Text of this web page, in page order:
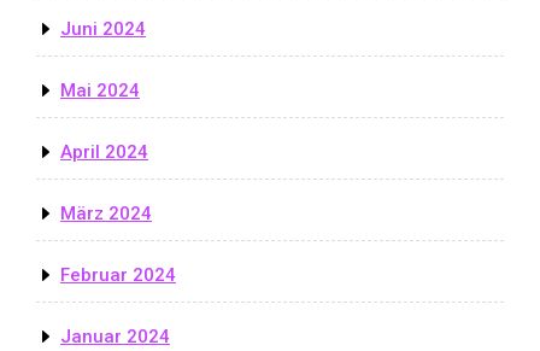
Juni 2024
Mai 2024
April 2024
März 2024
Februar 2024
Januar 2024